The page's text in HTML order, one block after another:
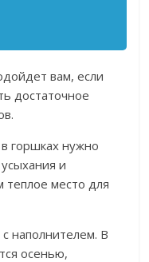
вам, если
достаточное
горшках нужно
и
теплое место для
наполнителем. В
осенью,